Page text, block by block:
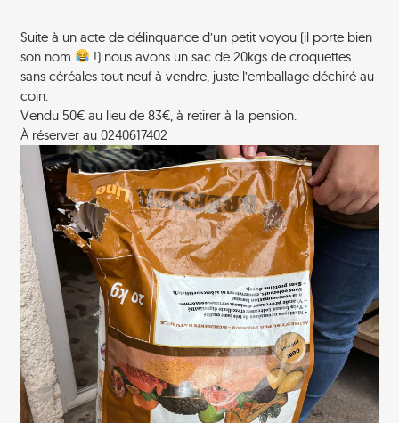
Suite à un acte de délinquance d’un petit voyou (il porte bien
son nom
!) nous avons un sac de 20kgs de croquettes
sans céréales tout neuf à vendre, juste l’emballage déchiré au
coin.
Vendu 50€ au lieu de 83€, à retirer à la pension.
À réserver au 0240617402